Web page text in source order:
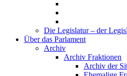
Die Legislatur – der
Über das Parlament
Archiv
Archiv Fraktionen
Archiv der